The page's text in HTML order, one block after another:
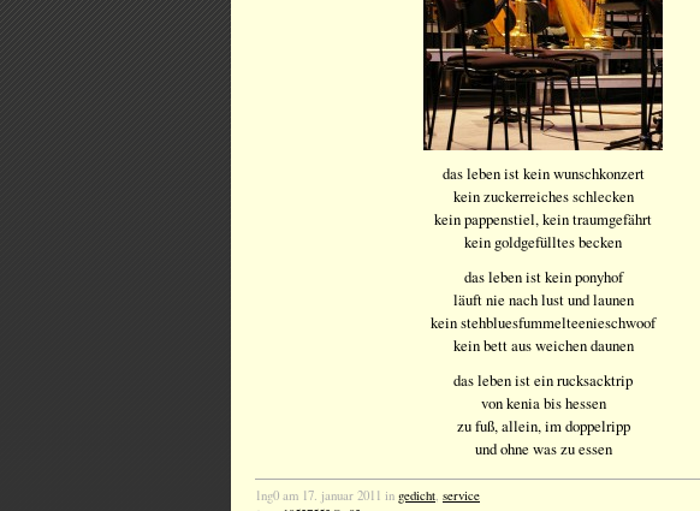
das leben ist kein wunschkonzert
kein zuckerreiches schlecken
kein pappenstiel, kein traumgefährt
kein goldgefülltes becken
das leben ist kein ponyhof
läuft nie nach lust und launen
kein stehbluesfummelteenieschwoof
kein bett aus weichen daunen
das leben ist ein rucksacktrip
von kenia bis hessen
zu fuß, allein, im doppelripp
und ohne was zu essen
1ng0 am 17. januar 2011 in gedicht, service